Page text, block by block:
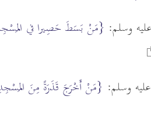
وسلم: {مَنْ بَسَطَ حَصِيرا في المَسْجِدِ
وسلم: {مَنْ أَخْرَجَ قَذَرَةً مِنَ